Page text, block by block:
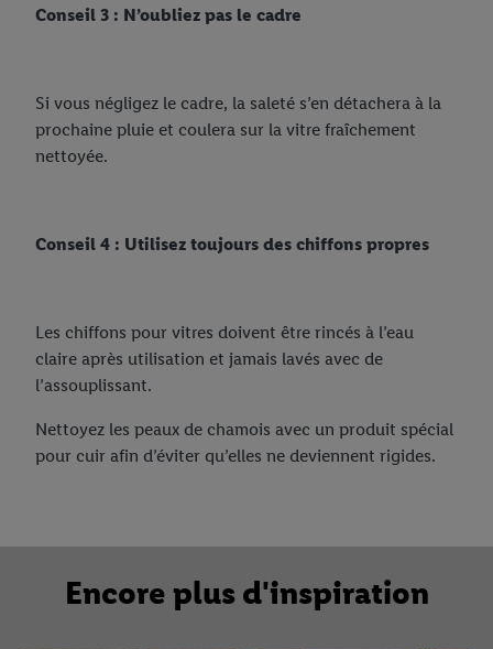
Conseil 3 : N’oubliez pas le cadre
Si vous négligez le cadre, la saleté s’en détachera à la
prochaine pluie et coulera sur la vitre fraîchement
nettoyée.
Conseil 4 : Utilisez toujours des chiffons propres
Les chiffons pour vitres doivent être rincés à l’eau
claire après utilisation et jamais lavés avec de
l’assouplissant.
Nettoyez les peaux de chamois avec un produit spécial
pour cuir afin d’éviter qu’elles ne deviennent rigides.
Encore plus d'inspiration